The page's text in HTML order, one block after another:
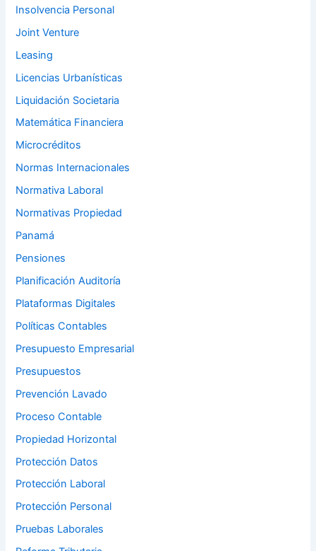
Insolvencia Personal
Joint Venture
Leasing
Licencias Urbanísticas
Liquidación Societaria
Matemática Financiera
Microcréditos
Normas Internacionales
Normativa Laboral
Normativas Propiedad
Panamá
Pensiones
Planificación Auditoría
Plataformas Digitales
Políticas Contables
Presupuesto Empresarial
Presupuestos
Prevención Lavado
Proceso Contable
Propiedad Horizontal
Protección Datos
Protección Laboral
Protección Personal
Pruebas Laborales